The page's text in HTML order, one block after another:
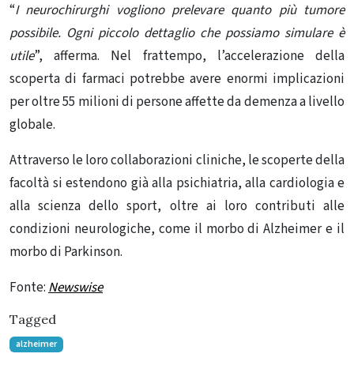
“I neurochirurghi vogliono prelevare quanto più tumore
possibile. Ogni piccolo dettaglio che possiamo simulare è
utile”, afferma. Nel frattempo, l’accelerazione della
scoperta di farmaci potrebbe avere enormi implicazioni
per oltre 55 milioni di persone affette da demenza a livello
globale.
Attraverso le loro collaborazioni cliniche, le scoperte della
facoltà si estendono già alla psichiatria, alla cardiologia e
alla scienza dello sport, oltre ai loro contributi alle
condizioni neurologiche, come il morbo di Alzheimer e il
morbo di Parkinson.
Fonte:Newswise
Tagged
alzheimer